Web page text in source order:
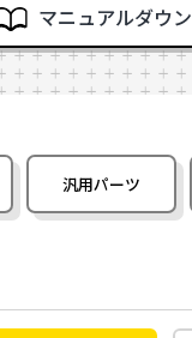
マニュアルダウ
汎用パーツ